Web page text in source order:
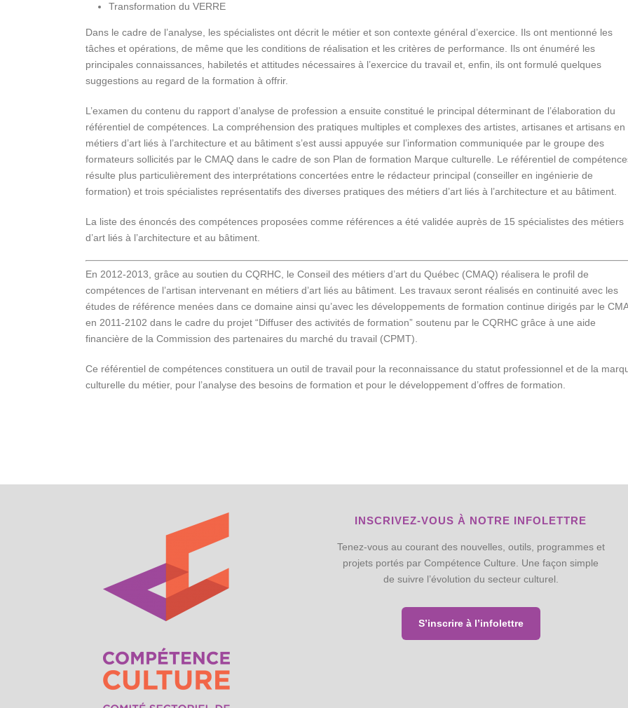
Transformation du VERRE
Dans le cadre de l’analyse, les spécialistes ont décrit le métier et son contexte général d’exercice. Ils ont mentionné les
tâches et opérations, de même que les conditions de réalisation et les critères de performance. Ils ont énuméré les
principales connaissances, habiletés et attitudes nécessaires à l’exercice du travail et, enfin, ils ont formulé quelques
suggestions au regard de la formation à offrir.
L’examen du contenu du rapport d’analyse de profession a ensuite constitué le principal déterminant de l’élaboration du
référentiel de compétences. La compréhension des pratiques multiples et complexes des artistes, artisanes et artisans en
métiers d’art liés à l’architecture et au bâtiment s’est aussi appuyée sur l’information communiquée par le groupe des
formateurs sollicités par le CMAQ dans le cadre de son Plan de formation Marque culturelle. Le référentiel de
résulte plus particulièrement des interprétations concertées entre le rédacteur principal (conseiller en ingénierie de
formation) et trois spécialistes représentatifs des diverses pratiques des métiers d’art liés à l’architecture et au bâtiment.
La liste des énoncés des compétences proposées comme références a été validée auprès de 15 spécialistes des métiers
d’art liés à l’architecture et au bâtiment.
En 2012-2013, grâce au soutien du CQRHC, le Conseil des métiers d’art du Québec (CMAQ) réalisera le profil de
compétences de l’artisan intervenant en métiers d’art liés au bâtiment. Les travaux seront réalisés en continuité avec les
études de référence menées dans ce domaine ainsi qu’avec les développements de formation continue dirigés par le
en 2011-2102 dans le cadre du projet “Diffuser des activités de formation” soutenu par le CQRHC grâce à une aide
financière de la Commission des partenaires du marché du travail (CPMT).
Ce référentiel de compétences constituera un outil de travail pour la reconnaissance du statut professionnel et de la
culturelle du métier, pour l’analyse des besoins de formation et pour le développement d’offres de formation.
INSCRIVEZ-VOUS À NOTRE INFOLETTRE
Tenez-vous au courant des nouvelles, outils, programmes et
projets portés par Compétence Culture. Une façon simple
de suivre l’évolution du secteur culturel.
S’inscrire à l’infolettre